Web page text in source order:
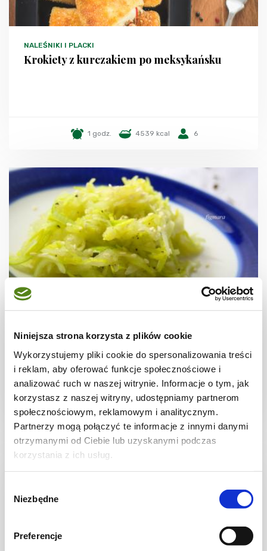
Niniejsza strona korzysta z plików cookie
Wykorzystujemy pliki cookie do spersonalizowania treści
i reklam, aby oferować funkcje społecznościowe i
analizować ruch w naszej witrynie. Informacje o tym, jak
korzystasz z naszej witryny, udostępniamy partnerom
społecznościowym, reklamowym i analitycznym.
Partnerzy mogą połączyć te informacje z innymi danymi
otrzymanymi od Ciebie lub uzyskanymi podczas
korzystania z ich usług.
zgody
Niezbędne
Preferencje
NALEŚNIKI I PLACKI
Krokiety z kurczakiem po meksykańsku
1 godz. 4539 kcal 6
Surówka z pora i gruszki
5 min. - -